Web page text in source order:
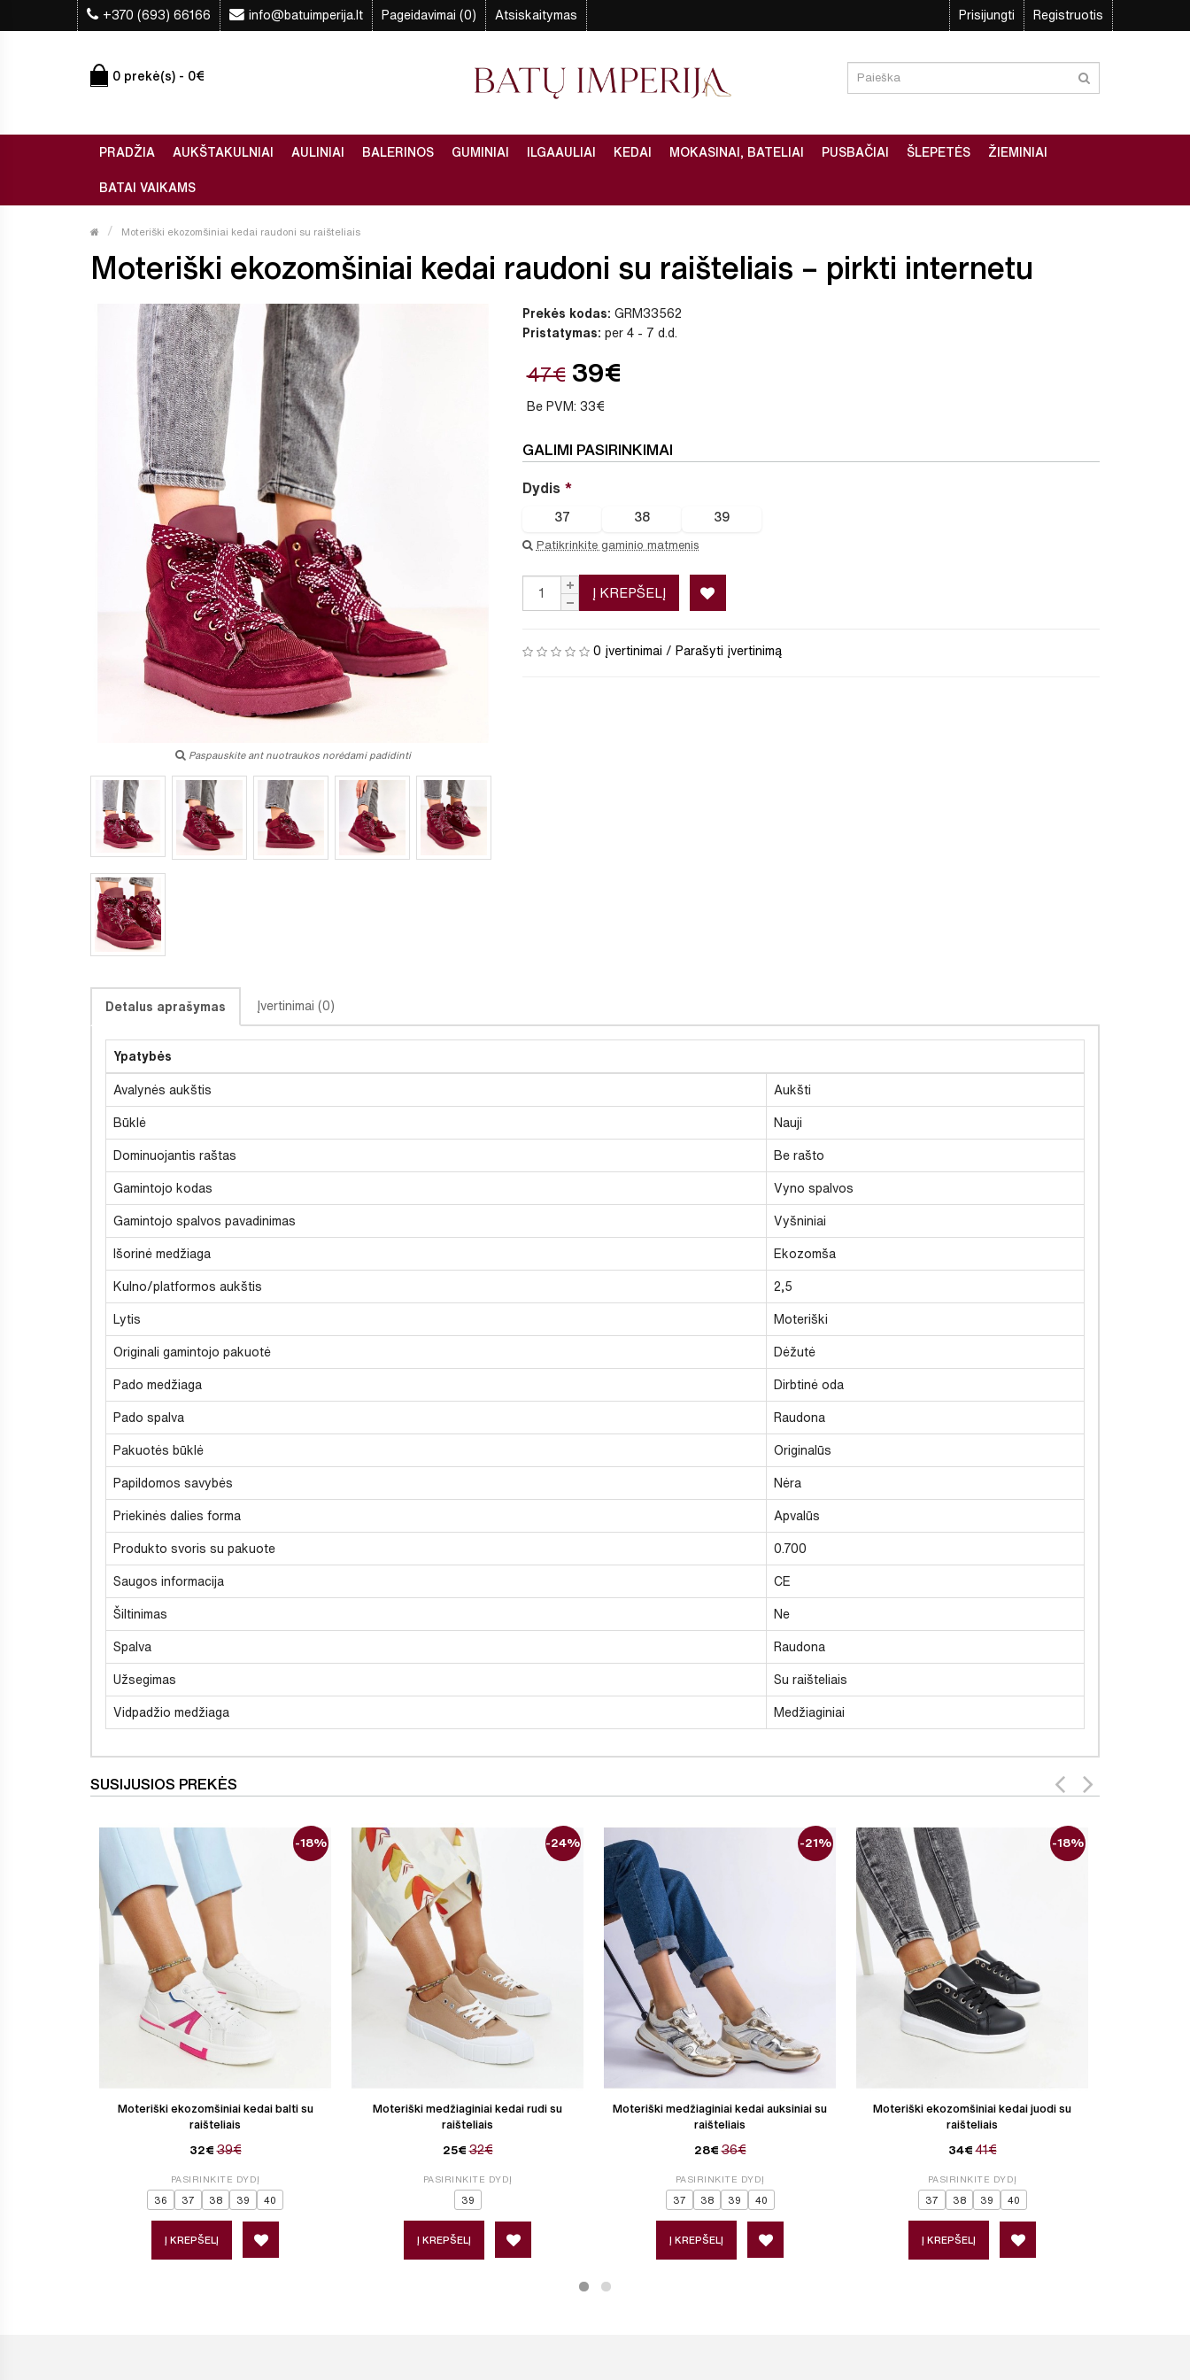
+370 (693) 66166 info@batuimperija.lt Pageidavimai (0) Atsiskaitymas Prisijungti Registruotis
0 prekė(s) - 0€
PRADŽIA AUKŠTAKULNIAI AULINIAI BALERINOS GUMINIAI ILGAAULIAI KEDAI MOKASINAI, BATELIAI PUSBAČIAI ŠLEPETĖS ŽIEMINIAI
BATAI VAIKAMS
Moteriški ekozomšiniai kedai raudoni su raišteliais
Moteriški ekozomšiniai kedai raudoni su raišteliais – pirkti internetu
Paspauskite ant nuotraukos norėdami padidinti
Prekės kodas: GRM33562
Pristatymas: per 4 - 7 d.d.
47€ 39€
Be PVM: 33€
GALIMI PASIRINKIMAI
Dydis
37 38 39
Patikrinkite gaminio matmenis
Į KREPŠELĮ
0 įvertinimai / Parašyti įvertinimą
Detalus aprašymas Įvertinimai (0)
Ypatybės
Avalynės aukštis Aukšti
Būklė Nauji
Dominuojantis raštas Be rašto
Gamintojo kodas Vyno spalvos
Gamintojo spalvos pavadinimas Vyšniniai
Išorinė medžiaga Ekozomša
Kulno/platformos aukštis 2,5
Lytis Moteriški
Originali gamintojo pakuotė Dėžutė
Pado medžiaga Dirbtinė oda
Pado spalva Raudona
Pakuotės būklė Originalūs
Papildomos savybės Nėra
Priekinės dalies forma Apvalūs
Produkto svoris su pakuote 0.700
Saugos informacija CE
Šiltinimas Ne
Spalva Raudona
Užsegimas Su raišteliais
Vidpadžio medžiaga Medžiaginiai
SUSIJUSIOS PREKĖS
Moteriški ekozomšiniai kedai balti su
raišteliais
32€ 39€
-18%
PASIRINKITE DYDĮ
36 37 38 39 40
Į KREPŠELĮ
Moteriški medžiaginiai kedai rudi su
raišteliais
25€ 32€
-24%
PASIRINKITE DYDĮ
39
Į KREPŠELĮ
Moteriški medžiaginiai kedai auksiniai su
raišteliais
28€ 36€
-21%
PASIRINKITE DYDĮ
37 38 39 40
Į KREPŠELĮ
Moteriški ekozomšiniai kedai juodi su
raišteliais
34€ 41€
-18%
PASIRINKITE DYDĮ
37 38 39 40
Į KREPŠELĮ